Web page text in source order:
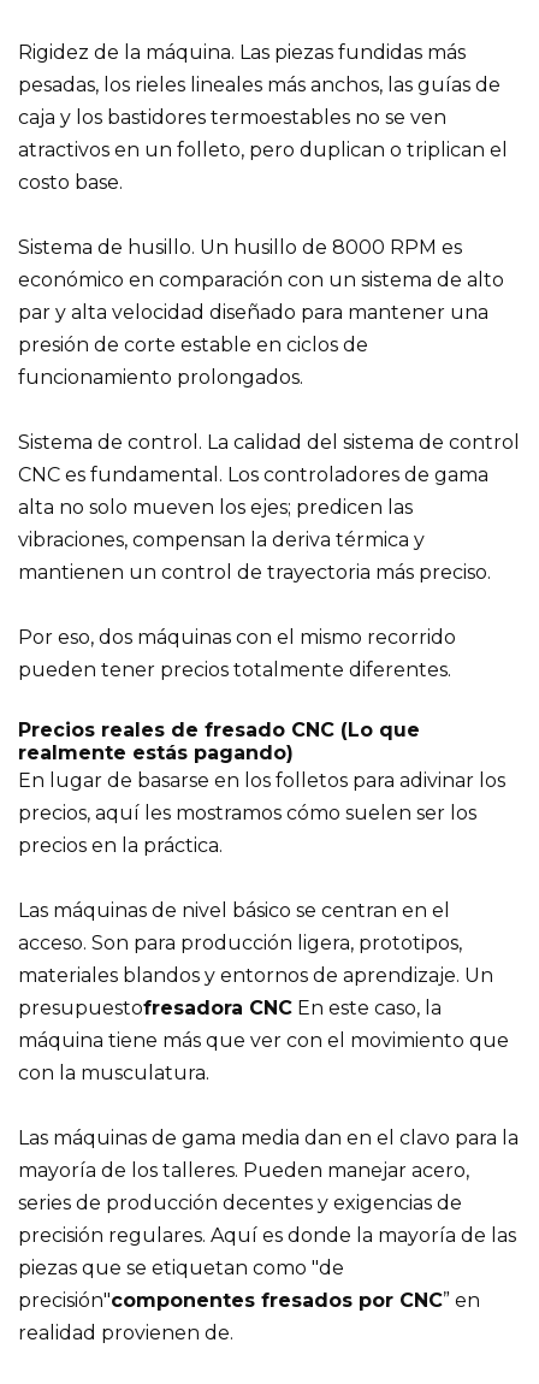
Rigidez de la máquina. Las piezas fundidas más
pesadas, los rieles lineales más anchos, las guías de
caja y los bastidores termoestables no se ven
atractivos en un folleto, pero duplican o triplican el
costo base.
Sistema de husillo. Un husillo de 8000 RPM es
económico en comparación con un sistema de alto
par y alta velocidad diseñado para mantener una
presión de corte estable en ciclos de
funcionamiento prolongados.
Sistema de control. La calidad del sistema de control
CNC es fundamental. Los controladores de gama
alta no solo mueven los ejes; predicen las
vibraciones, compensan la deriva térmica y
mantienen un control de trayectoria más preciso.
Por eso, dos máquinas con el mismo recorrido
pueden tener precios totalmente diferentes.
Precios reales de fresado CNC (Lo que
realmente estás pagando)
En lugar de basarse en los folletos para adivinar los
precios, aquí les mostramos cómo suelen ser los
precios en la práctica.
Las máquinas de nivel básico se centran en el
acceso. Son para producción ligera, prototipos,
materiales blandos y entornos de aprendizaje. Un
presupuestofresadora CNC En este caso, la
máquina tiene más que ver con el movimiento que
con la musculatura.
Las máquinas de gama media dan en el clavo para la
mayoría de los talleres. Pueden manejar acero,
series de producción decentes y exigencias de
precisión regulares. Aquí es donde la mayoría de las
piezas que se etiquetan como "de
precisión"componentes fresados ​​por CNC” en
realidad provienen de.